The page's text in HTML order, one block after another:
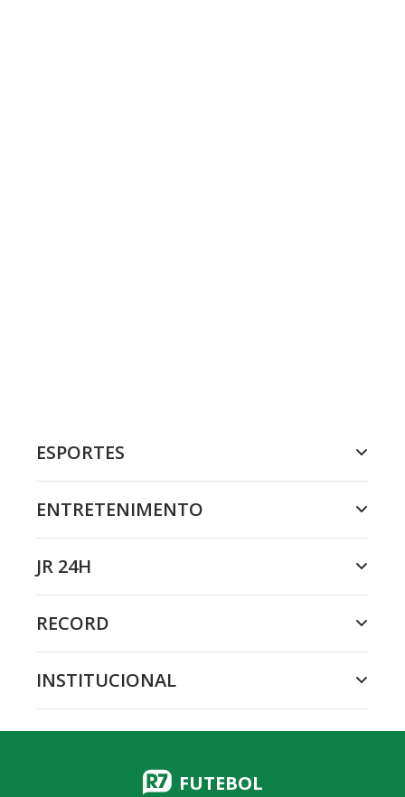
ESPORTES
ENTRETENIMENTO
JR 24H
RECORD
INSTITUCIONAL
FUTEBOL